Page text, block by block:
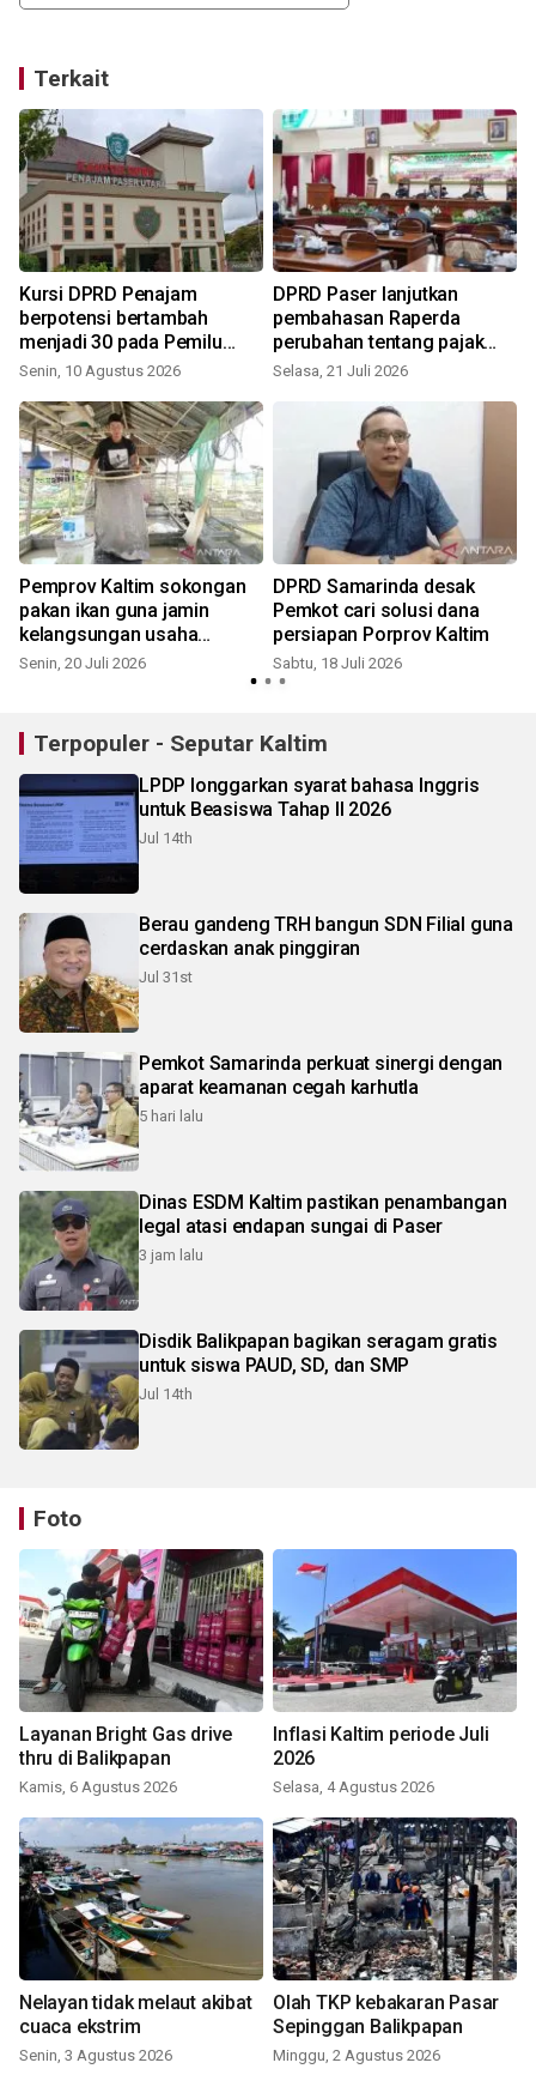
Terkait
Kursi DPRD Penajam
berpotensi bertambah
menjadi 30 pada Pemilu
2029
Senin, 10 Agustus 2026
DPRD Paser lanjutkan
pembahasan Raperda
perubahan tentang pajak
dan retribusi
Selasa, 21 Juli 2026
Pemprov Kaltim sokongan
pakan ikan guna jamin
kelangsungan usaha
pembudidaya
Senin, 20 Juli 2026
DPRD Samarinda desak
Pemkot cari solusi dana
persiapan Porprov Kaltim
Sabtu, 18 Juli 2026
Terpopuler - Seputar Kaltim
LPDP longgarkan syarat bahasa Inggris
untuk Beasiswa Tahap II 2026
Jul 14th
Berau gandeng TRH bangun SDN Filial guna
cerdaskan anak pinggiran
Jul 31st
Pemkot Samarinda perkuat sinergi dengan
aparat keamanan cegah karhutla
5 hari lalu
Dinas ESDM Kaltim pastikan penambangan
legal atasi endapan sungai di Paser
3 jam lalu
Disdik Balikpapan bagikan seragam gratis
untuk siswa PAUD, SD, dan SMP
Jul 14th
Foto
Layanan Bright Gas drive
thru di Balikpapan
Kamis, 6 Agustus 2026
Inflasi Kaltim periode Juli
2026
Selasa, 4 Agustus 2026
Nelayan tidak melaut akibat
cuaca ekstrim
Senin, 3 Agustus 2026
Olah TKP kebakaran Pasar
Sepinggan Balikpapan
Minggu, 2 Agustus 2026